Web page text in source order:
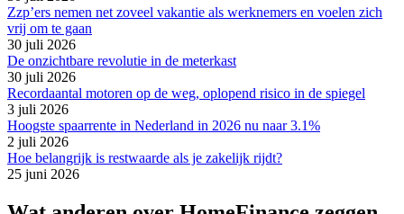
Zzp’ers nemen net zoveel vakantie als werknemers en voelen zich
vrij om te gaan
30 juli 2026
De onzichtbare revolutie in de meterkast
30 juli 2026
Recordaantal motoren op de weg, oplopend risico in de spiegel
3 juli 2026
Hoogste spaarrente in Nederland in 2026 nu naar 3.1%
2 juli 2026
Hoe belangrijk is restwaarde als je zakelijk rijdt?
25 juni 2026